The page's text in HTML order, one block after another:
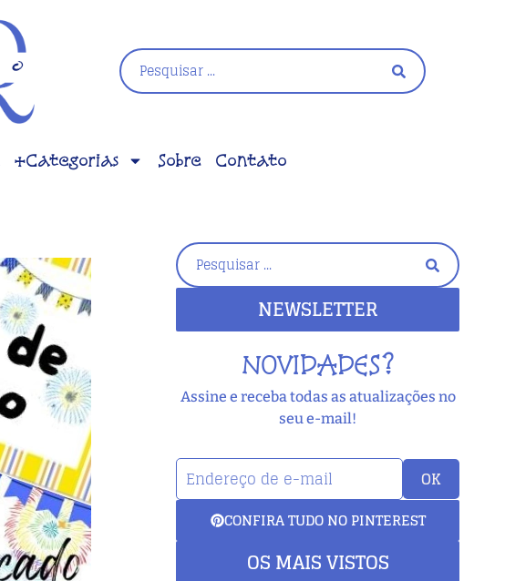
+Categorias Sobre Contato
NEWSLETTER
NOVIDADES?
Assine e receba todas as atualizações no
seu e-mail!
OK
CONFIRA TUDO NO PINTEREST
OS MAIS VISTOS